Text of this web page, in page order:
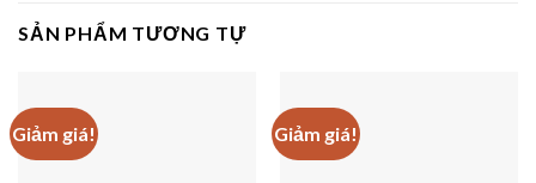
SẢN PHẨM TƯƠNG TỰ
Giảm giá! Giảm giá!